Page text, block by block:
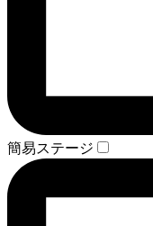
簡易ステージ